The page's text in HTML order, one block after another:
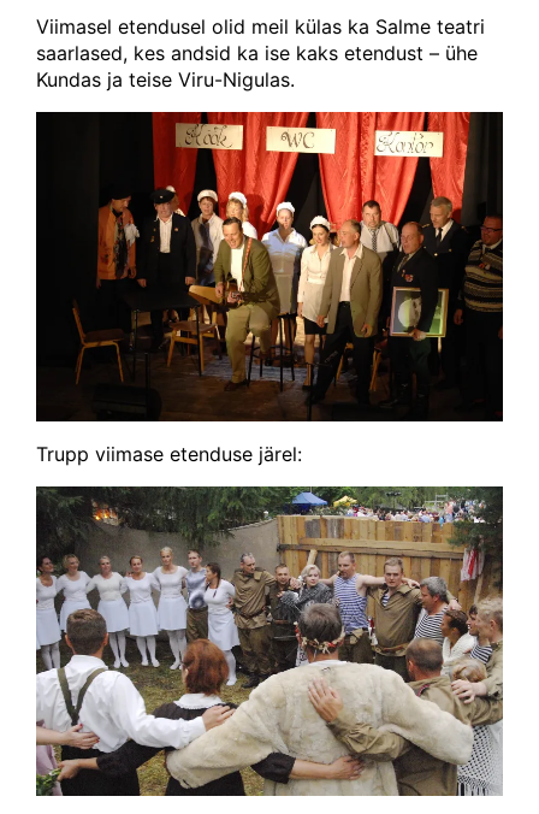
Viimasel etendusel olid meil külas ka Salme teatri
saarlased, kes andsid ka ise kaks etendust – ühe
Kundas ja teise Viru-Nigulas.
Trupp viimase etenduse järel: